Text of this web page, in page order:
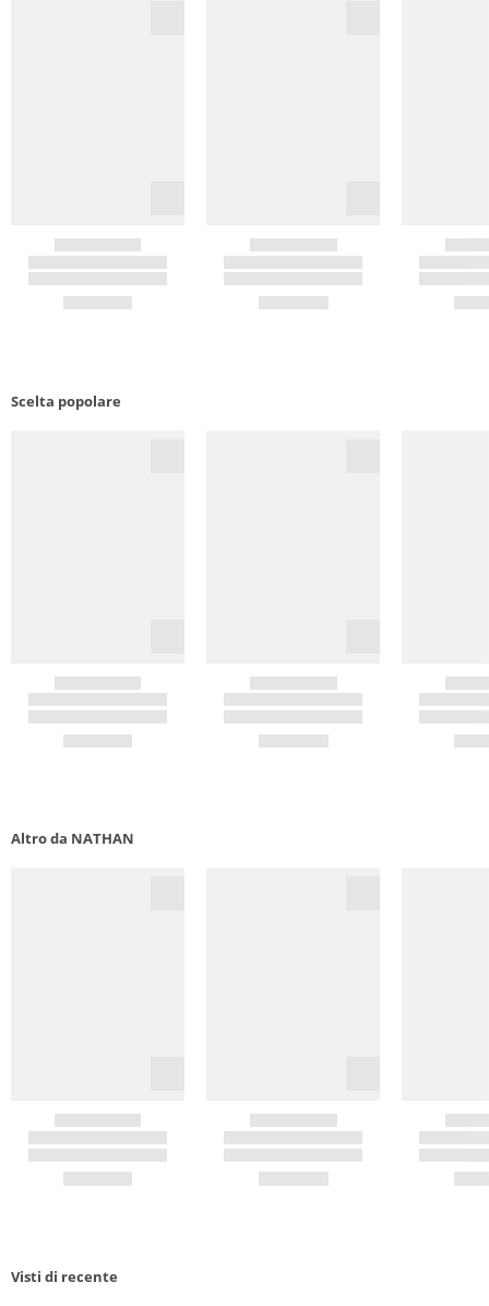
Scelta popolare
Altro da NATHAN
Visti di recente